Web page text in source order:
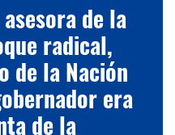
de la
radical,
de la Nación
era
de la